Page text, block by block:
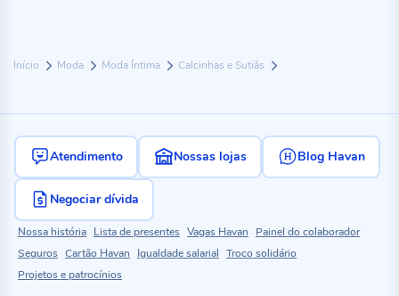
Início Moda Moda Íntima Calcinhas e Sutiãs
Atendimento Nossas lojas Blog Havan
Negociar dívida
Nossa história Lista de presentes Vagas Havan
Painel do colaborador
Seguros Cartão Havan Igualdade salarial Troco solidário
Projetos e patrocínios